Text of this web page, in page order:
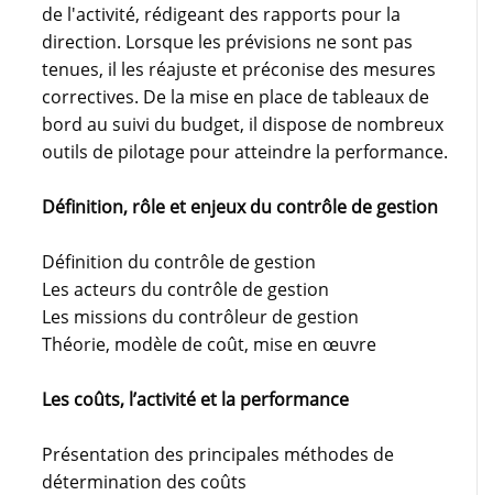
de l'activité, rédigeant des rapports pour la
direction. Lorsque les prévisions ne sont pas
tenues, il les réajuste et préconise des mesures
correctives. De la mise en place de tableaux de
bord au suivi du budget, il dispose de nombreux
outils de pilotage pour atteindre la performance.
Définition, rôle et enjeux du contrôle de gestion
Définition du contrôle de gestion
Les acteurs du contrôle de gestion
Les missions du contrôleur de gestion
Théorie, modèle de coût, mise en œuvre
Les coûts, l’activité et la performance
Présentation des principales méthodes de
détermination des coûts